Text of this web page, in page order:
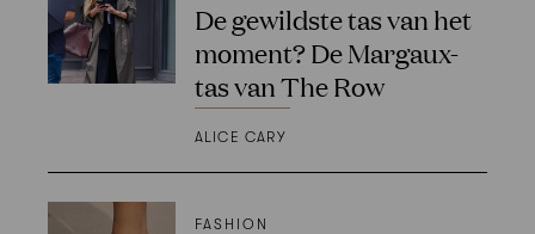
De gewildste tas van het
moment? De Margaux-
tas van The Row
ALICE CARY
FASHION